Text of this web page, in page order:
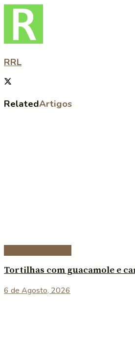
RRL
RelatedArtigos
Tortilhas com guacamole e
6 de Agosto, 2026